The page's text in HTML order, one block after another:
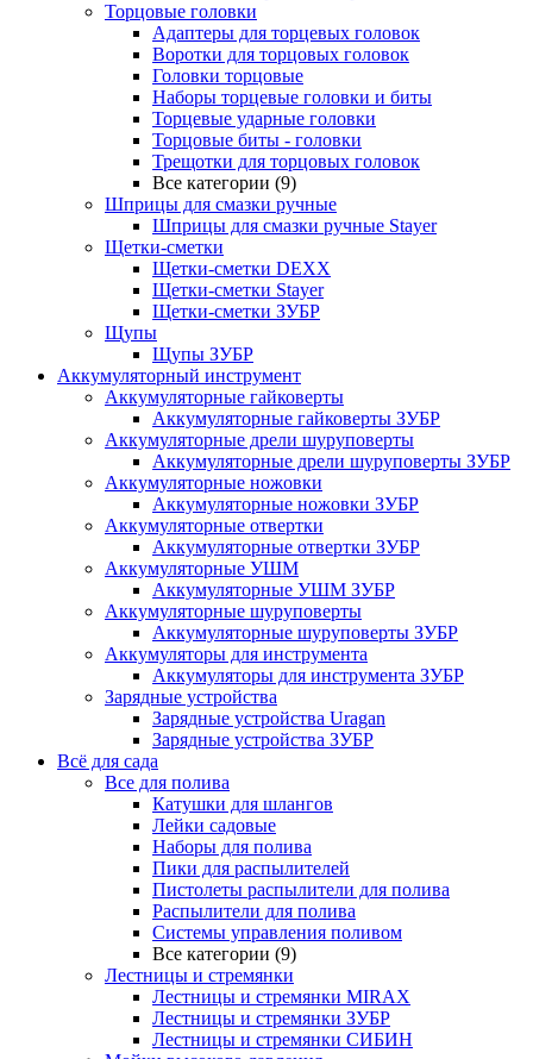
Торцовые головки
Адаптеры для торцевых головок
Воротки для торцовых головок
Головки торцовые
Наборы торцевые головки и биты
Торцевые ударные головки
Торцовые биты - головки
Трещотки для торцовых головок
Все категории (9)
Шприцы для смазки ручные
Шприцы для смазки ручные Stayer
Щетки-сметки
Щетки-сметки DEXX
Щетки-сметки Stayer
Щетки-сметки ЗУБР
Щупы
Щупы ЗУБР
Аккумуляторный инструмент
Аккумуляторные гайковерты
Аккумуляторные гайковерты ЗУБР
Аккумуляторные дрели шуруповерты
Аккумуляторные дрели шуруповерты ЗУБР
Аккумуляторные ножовки
Аккумуляторные ножовки ЗУБР
Аккумуляторные отвертки
Аккумуляторные отвертки ЗУБР
Аккумуляторные УШМ
Аккумуляторные УШМ ЗУБР
Аккумуляторные шуруповерты
Аккумуляторные шуруповерты ЗУБР
Аккумуляторы для инструмента
Аккумуляторы для инструмента ЗУБР
Зарядные устройства
Зарядные устройства Uragan
Зарядные устройства ЗУБР
Всё для сада
Все для полива
Катушки для шлангов
Лейки садовые
Наборы для полива
Пики для распылителей
Пистолеты распылители для полива
Распылители для полива
Системы управления поливом
Все категории (9)
Лестницы и стремянки
Лестницы и стремянки MIRAX
Лестницы и стремянки ЗУБР
Лестницы и стремянки СИБИН